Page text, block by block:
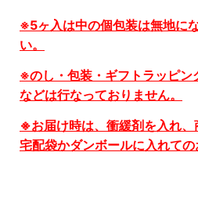
※5ヶ入は中の個包装は無地に
い。
※のし・包装・ギフトラッピ
などは行なっておりません。
※お届け時は、衝緩剤を入れ、
宅配袋かダンボールに入れての